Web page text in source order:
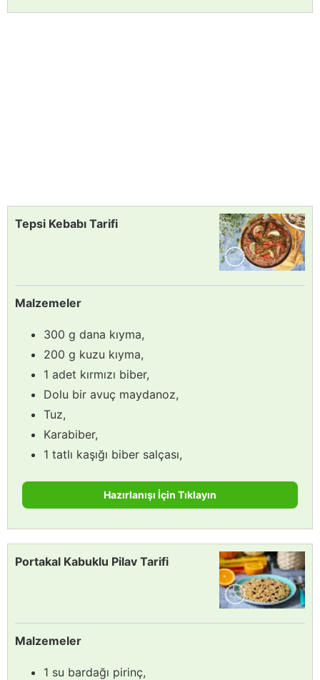
Tepsi Kebabı Tarifi
Malzemeler
300 g dana kıyma,
200 g kuzu kıyma,
1 adet kırmızı biber,
Dolu bir avuç maydanoz,
Tuz,
Karabiber,
1 tatlı kaşığı biber salçası,
Hazırlanışı İçin Tıklayın
Portakal Kabuklu Pilav Tarifi
Malzemeler
1 su bardağı pirinç,